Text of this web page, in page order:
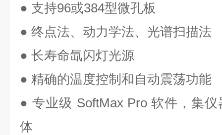
● 支持96或384型微孔板
● 终点法、动力学法、光谱扫描法
● 长寿命氙闪灯光源
● 精确的温度控制和自动震荡功能
● 专业级 SoftMax Pro 软件，集
体